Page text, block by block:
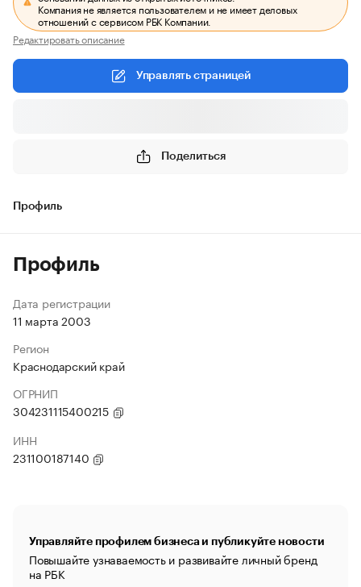
Компания не является пользователем и не имеет деловых
отношений с сервисом РБК Компании.
Редактировать описание
Управлять страницей
Поделиться
Профиль
Профиль
Дата регистрации
11 марта 2003
Регион
Краснодарский край
ОГРНИП
304231115400215
ИНН
231100187140
Управляйте профилем бизнеса и публикуйте новости
Повышайте узнаваемость и развивайте личный бренд
на РБК